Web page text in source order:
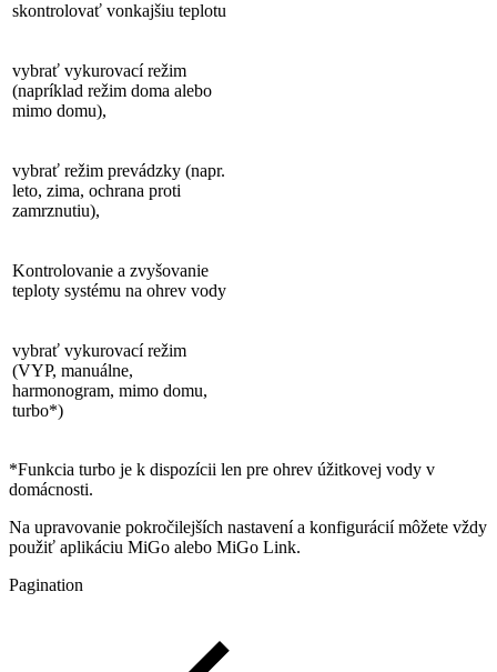
skontrolovať vonkajšiu teplotu
vybrať vykurovací režim
(napríklad režim doma alebo
mimo domu),
vybrať režim prevádzky (napr.
leto, zima, ochrana proti
zamrznutiu),
Kontrolovanie a zvyšovanie
teploty systému na ohrev vody
vybrať vykurovací režim
(VYP, manuálne,
harmonogram, mimo domu,
turbo*)
*Funkcia turbo je k dispozícii len pre ohrev úžitkovej vody v
domácnosti.
Na upravovanie pokročilejších nastavení a konfigurácií môžete vždy
použiť aplikáciu MiGo alebo MiGo Link.
Pagination